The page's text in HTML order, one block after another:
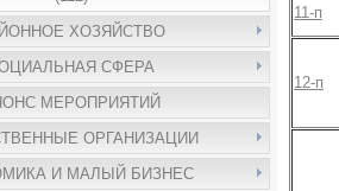
ХОЗЯЙСТВО
СФЕРА
МЕРОПРИЯТИЙ
ОРГАНИЗАЦИИ
И МАЛЫЙ БИЗНЕС
11-п
12-п